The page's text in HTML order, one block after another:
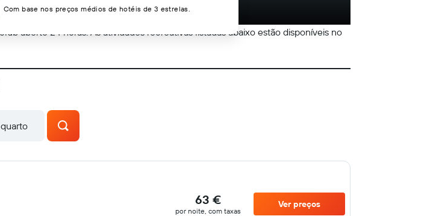
aberto 24 horas. As atividades recreativas listadas abaixo estão disponíveis no
63 €
por noite, com taxas
Ver preços
Com base nos preços médios de hotéis de 3 estrelas.